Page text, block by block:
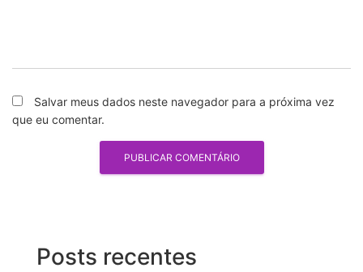
Salvar meus dados neste navegador para a próxima vez
que eu comentar.
Posts recentes